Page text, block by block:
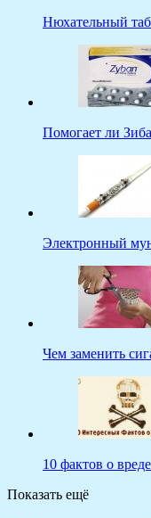
Нюхательный
Помогает ли
Электронный
Чем заменить
10 фактов о
Показать ещё